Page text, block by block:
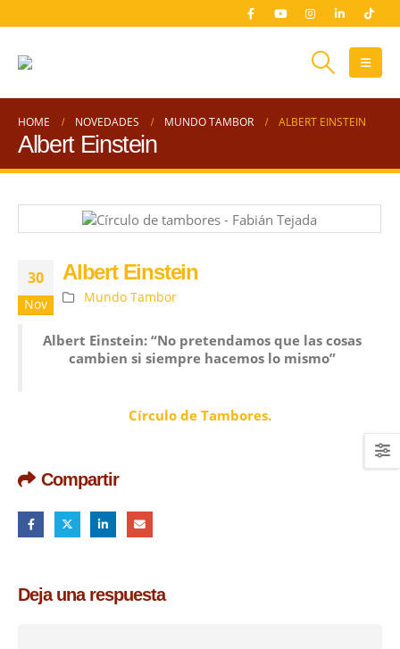
HOME NOVEDADES MUNDO TAMBOR ALBERT EINSTEIN
Albert Einstein
30
Nov
Albert Einstein
Mundo Tambor
Albert Einstein: “No pretendamos que las cosas
cambien si siempre hacemos lo mismo”
Círculo de Tambores.
Compartir
Deja una respuesta